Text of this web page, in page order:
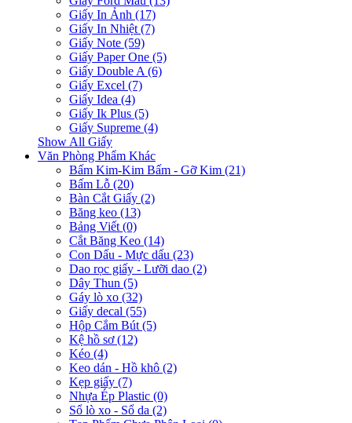
Giấy In Ảnh (17)
Giấy In Nhiệt (7)
Giấy Note (59)
Giấy Paper One (5)
Giấy Double A (6)
Giấy Excel (7)
Giấy Idea (4)
Giấy Ik Plus (5)
Giấy Supreme (4)
Show All Giấy
Văn Phòng Phẩm Khác
Bấm Kim-Kim Bấm - Gỡ Kim (21)
Bấm Lỗ (20)
Bàn Cắt Giấy (2)
Băng keo (13)
Bảng Viết (0)
Cắt Băng Keo (14)
Con Dấu - Mực dấu (23)
Dao rọc giấy - Lưỡi dao (2)
Dây Thun (5)
Gáy lò xo (32)
Giấy decal (55)
Hộp Cắm Bút (5)
Kệ hồ sơ (12)
Kéo (4)
Keo dán - Hồ khô (2)
Kẹp giấy (7)
Nhựa Ép Plastic (0)
Sổ lò xo - Sổ da (2)